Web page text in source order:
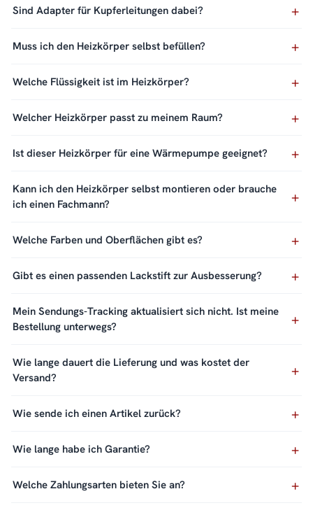
Sind Adapter für Kupferleitungen dabei?
Muss ich den Heizkörper selbst befüllen?
Welche Flüssigkeit ist im Heizkörper?
Welcher Heizkörper passt zu meinem Raum?
Ist dieser Heizkörper für eine Wärmepumpe geeignet?
Kann ich den Heizkörper selbst montieren oder brauche
ich einen Fachmann?
Welche Farben und Oberflächen gibt es?
Gibt es einen passenden Lackstift zur Ausbesserung?
Mein Sendungs-Tracking aktualisiert sich nicht. Ist meine
Bestellung unterwegs?
Wie lange dauert die Lieferung und was kostet der
Versand?
Wie sende ich einen Artikel zurück?
Wie lange habe ich Garantie?
Welche Zahlungsarten bieten Sie an?